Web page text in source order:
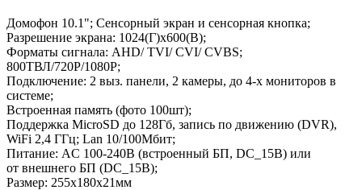
Домофон 10.1"; Сенсорный экран и сенсорная кнопка;
Разрешение экрана: 1024(Г)x600(В);
Форматы сигнала: AHD/ TVI/ CVI/ CVBS;
800ТВЛ/720P/1080P;
Подключение: 2 выз. панели, 2 камеры, до 4-х мониторов в
системе;
Встроенная память (фото 100шт);
Поддержка MicroSD до 128Гб, запись по движению (DVR),
WiFi 2,4 ГГц; Lan 10/100Мбит;
Питание: AC 100-240В (встроенный БП, DC_15В) или
от внешнего БП (DC_15В);
Размер: 255x180x21мм